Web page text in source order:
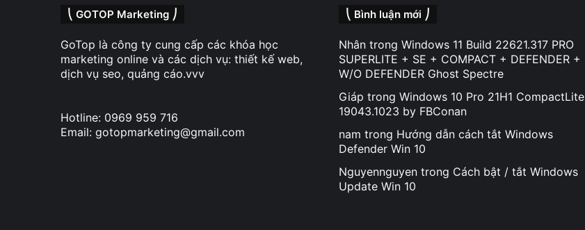
⎝ GOTOP Marketing ⎠
GoTop là công ty cung cấp các khóa học
marketing online và các dịch vụ: thiết kế web,
dịch vụ seo, quảng cáo.vvv
Hotline: 0969 959 716
Email: gotopmarketing@gmail.com
⎝ Bình luận mới ⎠
Nhântrong Windows 11 Build 22621.317 PRO
SUPERLITE + SE + COMPACT + DEFENDER +
W/O DEFENDER Ghost Spectre
Giáp trong Windows 10 Pro 21H1 CompactLite
19043.1023 by FBConan
nam trong Hướng dẫn cách tắt Windows
Defender Win 10
Nguyennguyentrong Cách bật / tắt Windows
Update Win 10